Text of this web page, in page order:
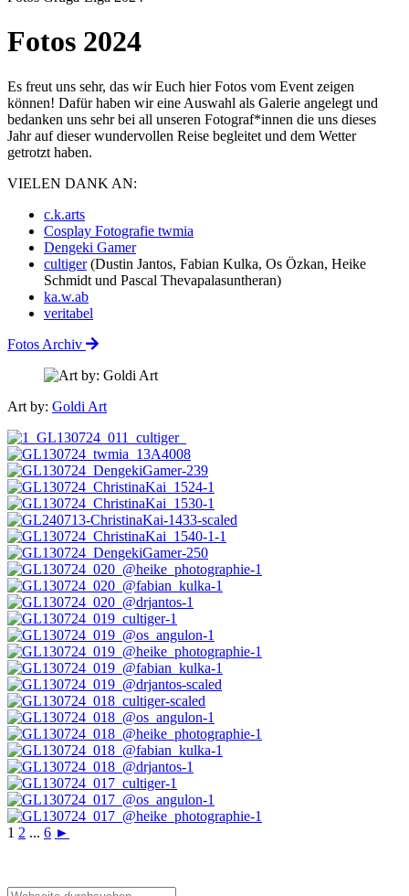
Fotos 2024
Es freut uns sehr, das wir Euch hier Fotos vom Event zeigen
können! Dafür haben wir eine Auswahl als Galerie angelegt und
bedanken uns sehr bei all unseren Fotograf*innen die uns dieses
Jahr auf dieser wundervollen Reise begleitet und dem Wetter
getrotzt haben.
VIELEN DANK AN:
c.k.arts
Cosplay Fotografie twmia
Dengeki Gamer
cultiger(Dustin Jantos, Fabian Kulka, Os Özkan, Heike
Schmidt und Pascal Thevapalasuntheran)
ka.w.ab
veritabel
Fotos Archiv
Art by: Goldi Art
1 2 ... 6 ►